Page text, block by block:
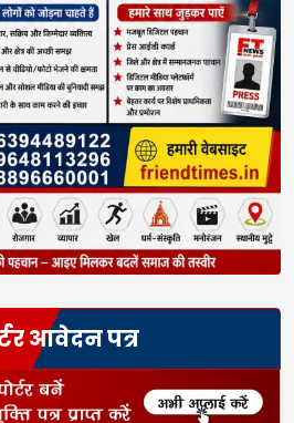
आवेदन पत्र